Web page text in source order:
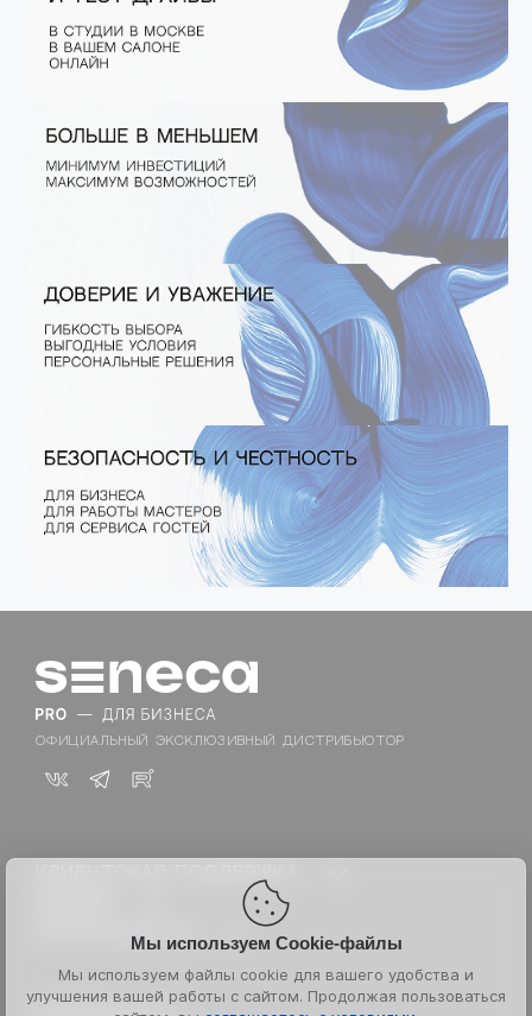
Мы используем Cookie-файлы
Мы используем файлы cookie для вашего удобства и
улучшения вашей работы с сайтом. Продолжая пользоваться
ОФИЦИАЛЬНЫЙ ЭКСКЛЮЗИВНЫЙ ДИСТРИБЬЮТОР
K18
Каталог для PRO
Акции
Блог
ОБСЛУЖИВАНИЕ
Документы сайта
Партнерам
© 2026 Senecapeople